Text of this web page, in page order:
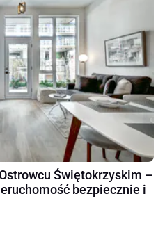
Świętokrzyskim –
bezpiecznie i